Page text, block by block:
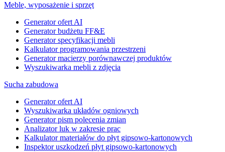
Meble, wyposażenie i sprzęt
Generator ofert AI
Generator budżetu FF&E
Generator specyfikacji mebli
Kalkulator programowania przestrzeni
Generator macierzy porównawczej produktów
Wyszukiwarka mebli z zdjęcia
Sucha zabudowa
Generator ofert AI
Wyszukiwarka układów ogniowych
Generator pism polecenia zmian
Analizator luk w zakresie prac
Kalkulator materiałów do płyt gipsowo-kartonowych
Inspektor uszkodzeń płyt gipsowo-kartonowych